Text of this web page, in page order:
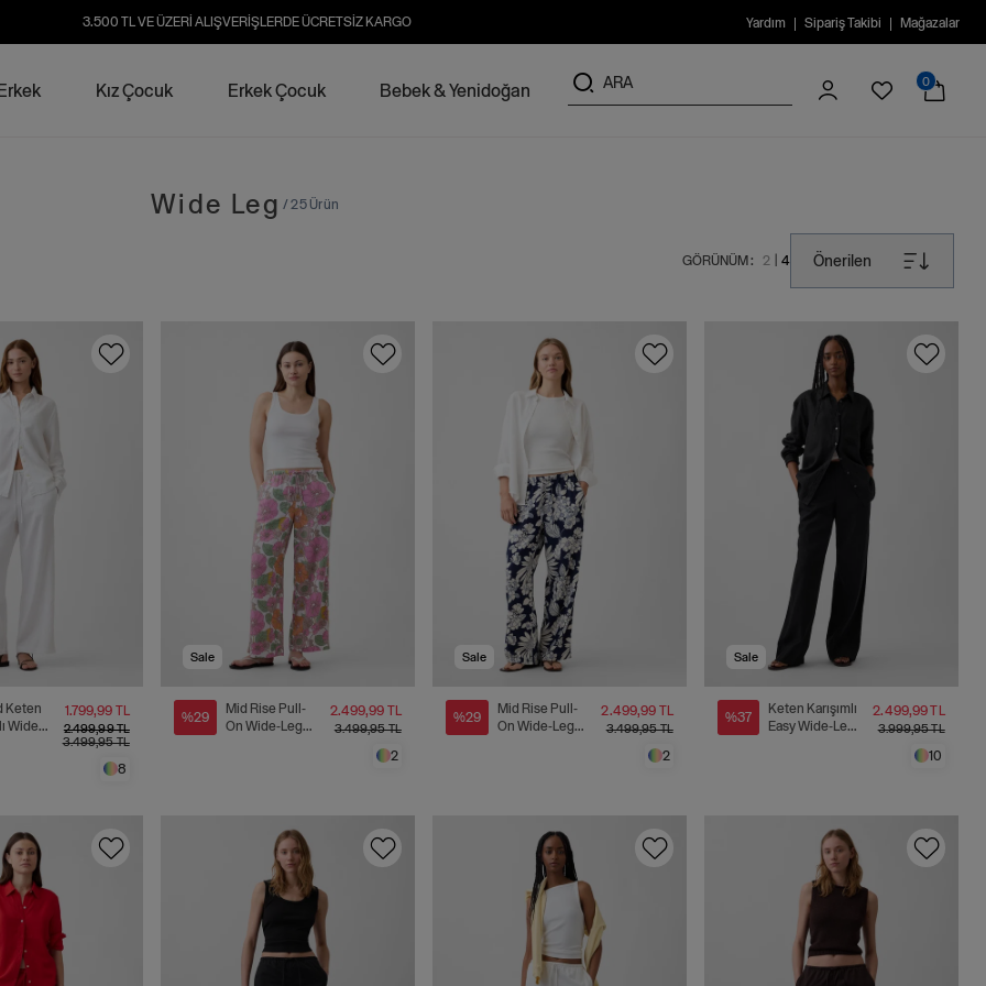
3.500 TL VE ÜZERİ ALIŞVERİŞLERDE ÜCRETSİZ KARGO Yardım Sipariş Takibi Mağazalar
Kız Çocuk Erkek Çocuk Bebek & Yenidoğan 0
Wide Leg / 25 Ürün
GÖRÜNÜM : 2 4 Önerilen
Keten
Wide-
2.499,99 TL
3.499,95 TL
1.799,99 TL
8
Sale
%29
Mid Rise Pull-
On Wide-Leg
3.499,95 TL
2.499,99 TL
2
Sale
%29
Mid Rise Pull-
On Wide-Leg
3.499,95 TL
2.499,99 TL
2
Sale
%37
Keten Karışımlı
Easy Wide-Leg
3.999,95 TL
2.499,99 TL
10